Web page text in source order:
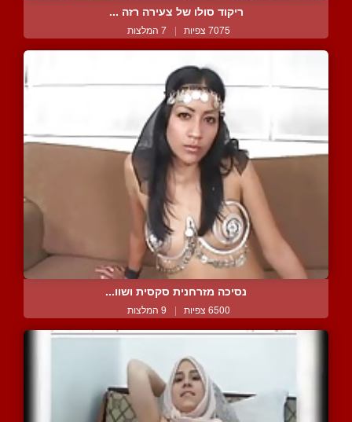
ריקוד סולו של צעירה רזה ...
7075 צפיות | 7 המלצות
נסיכה מזרחנית סקסית ושוו...
6500 צפיות | 9 המלצות